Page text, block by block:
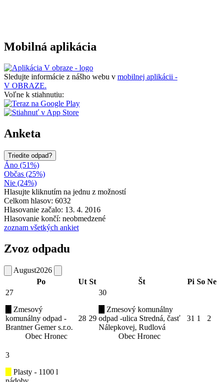
Mobilná aplikácia
Sledujte informácie z nášho webu v mobilnej aplikácii -
V OBRAZE.
Voľne k stiahnutiu:
Anketa
Triedite odpad?
Áno (51%)
Občas (25%)
Nie (24%)
Hlasujte kliknutím na jednu z možností
Celkom hlasov: 6032
Hlasovanie začalo: 13. 4. 2016
Hlasovanie končí: neobmedzené
zoznam všetkých ankiet
Zvoz odpadu
August2026
Po
Ut St Št Pi So Ne
27
Zmesový
komunálny odpad -
Brantner Gemer s.r.o.
Obec Hronec
28 29
30
Zmesový komunálny
odpad -ulica Stredná, časť
Nálepkovej, Rudlová
Obec Hronec
31 1 2
3
Plasty - 1100 l